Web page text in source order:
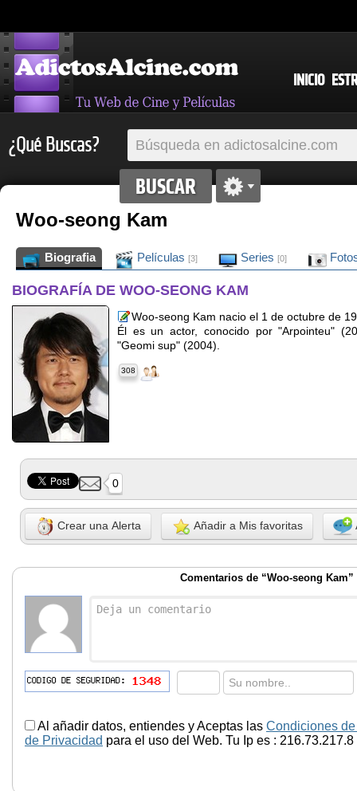
INICIO
¿Qué Buscas?
Woo-seong Kam
Biografia Películas [3] Series [0]
BIOGRAFÍA DE WOO-SEONG KAM
Woo-seong Kam nacio el 1 de octubre de
Él es un actor, conocido por "Arpointeu"
"Geomi sup" (2004).
308
0
Crear una Alerta Añadir a Mis favoritas
Comentarios de “Woo-seong Kam”
Al añadir datos, entiendes y Aceptas las Condiciones
de Privacidad para el uso del Web. Tu Ip es : 216.73.217.8